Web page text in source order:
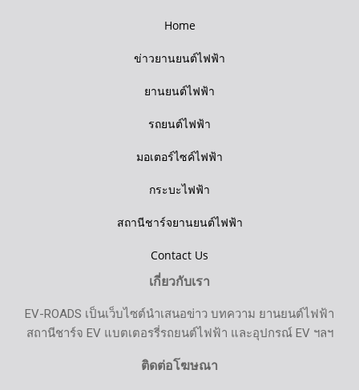
Home
ข่าวยานยนต์ไฟฟ้า
ยานยนต์ไฟฟ้า
รถยนต์ไฟฟ้า
มอเตอร์ไซค์ไฟฟ้า
กระบะไฟฟ้า
สถานีชาร์จยานยนต์ไฟฟ้า
Contact Us
เกี่ยวกับเรา
EV-ROADS เป็นเว็บไซต์นำเสนอข่าว บทความ ยานยนต์ไฟฟ้า
สถานีชาร์จ EV แบตเตอรรี่รถยนต์ไฟฟ้า และอุปกรณ์ EV ฯลฯ
ติดต่อโฆษณา